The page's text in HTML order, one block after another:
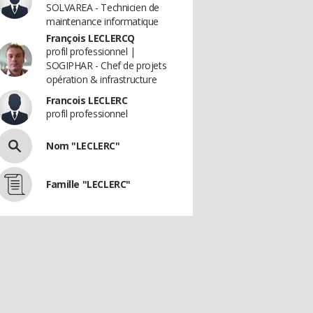
SOLVAREA - Technicien de
maintenance informatique
François LECLERCQ
profil professionnel |
SOGIPHAR - Chef de projets
opération & infrastructure
Francois LECLERC
profil professionnel
Nom "LECLERC"
Famille "LECLERC"